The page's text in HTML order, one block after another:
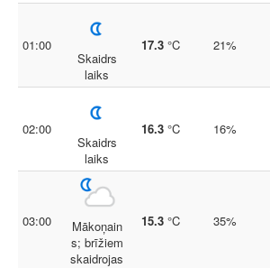
01:00
Skaidrs
laiks
17.3 °C 21%
02:00
Skaidrs
laiks
16.3 °C 16%
03:00
Mākoņain
s; brīžiem
skaidrojas
15.3 °C 35%